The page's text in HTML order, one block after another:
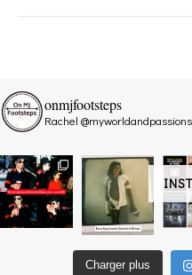
onmjfootsteps
Rachel @myworldandpassions
Charger plus